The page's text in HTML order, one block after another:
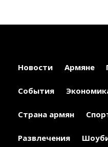
Новости Армяне
События
Страна армян
Развлечения